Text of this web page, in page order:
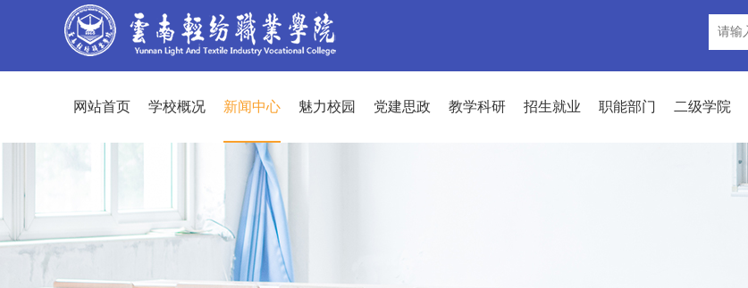
网站首页 学校概况 新闻中心 魅力校园 党建思政 教学科研 招生就业 职能部门 二级学院